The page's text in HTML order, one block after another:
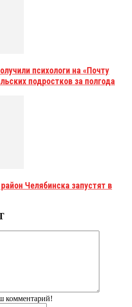
психологи на «Почту
подростков за полгода
Челябинска запустят в
комментарий!